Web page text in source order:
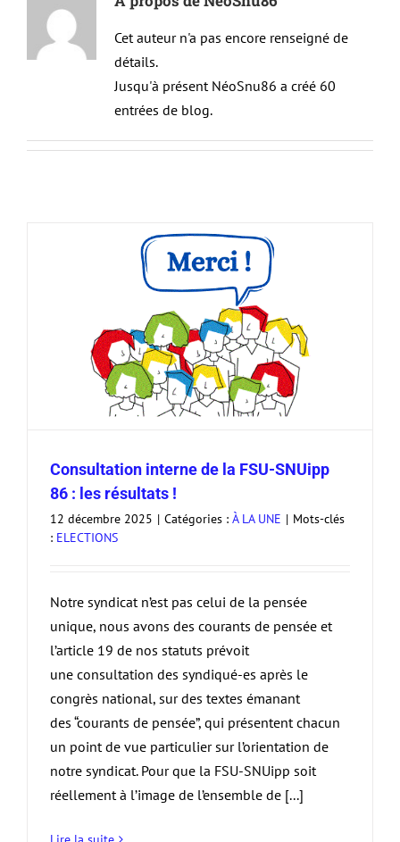
Cet auteur n'a pas encore renseigné de
détails.
Jusqu'à présent NéoSnu86 a créé 60
entrées de blog.
Consultation interne de la FSU-SNUipp
86 : les résultats !
12 décembre 2025 | Catégories : À LA UNE | Mots-clés
: ELECTIONS
Notre syndicat n’est pas celui de la pensée
unique, nous avons des courants de pensée et
l’article 19 de nos statuts prévoit
une consultation des syndiqué-es après le
congrès national, sur des textes émanant
des “courants de pensée”, qui présentent chacun
un point de vue particulier sur l’orientation de
notre syndicat. Pour que la FSU-SNUipp soit
réellement à l’image de l’ensemble de [...]